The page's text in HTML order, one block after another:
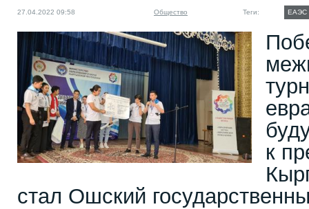
27.04.2022 09:58 Общество Теги: ЕАЭС
к
стал Ошский